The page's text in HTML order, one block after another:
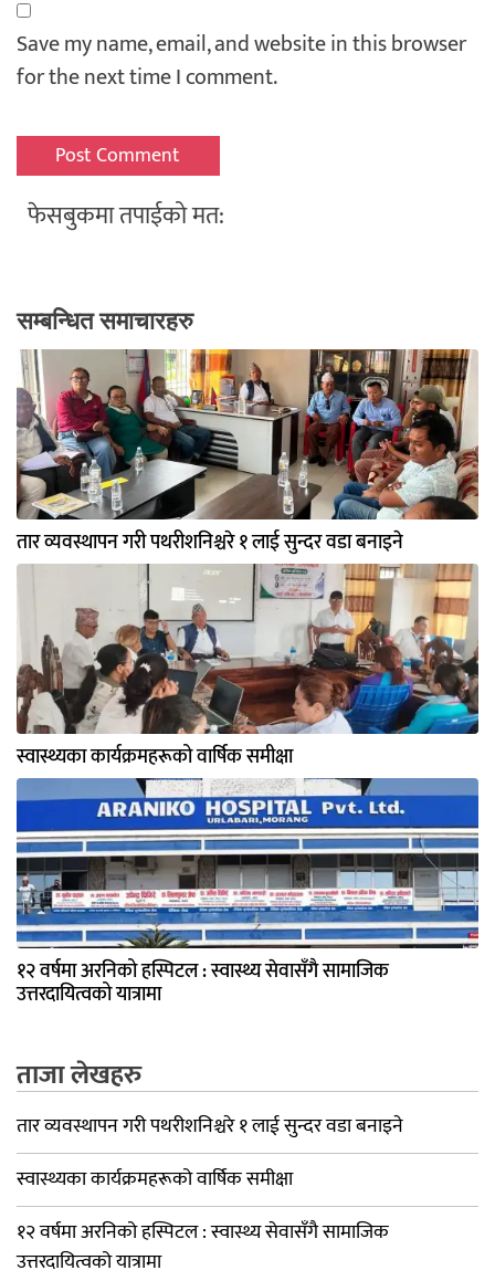
Save my name, email, and website in this browser
for the next time I comment.
फेसबुकमा तपाईको मत:
सम्बन्धित समाचारहरु
तार व्यवस्थापन गरी पथरीशनिश्चरे १ लाई सुन्दर वडा बनाइने
स्वास्थ्यका कार्यक्रमहरूको वार्षिक समीक्षा
१२ वर्षमा अरनिको हस्पिटल : स्वास्थ्य सेवासँगै सामाजिक
उत्तरदायित्वको यात्रामा
ताजा लेखहरु
तार व्यवस्थापन गरी पथरीशनिश्चरे १ लाई सुन्दर वडा बनाइने
स्वास्थ्यका कार्यक्रमहरूको वार्षिक समीक्षा
१२ वर्षमा अरनिको हस्पिटल : स्वास्थ्य सेवासँगै सामाजिक
उत्तरदायित्वको यात्रामा